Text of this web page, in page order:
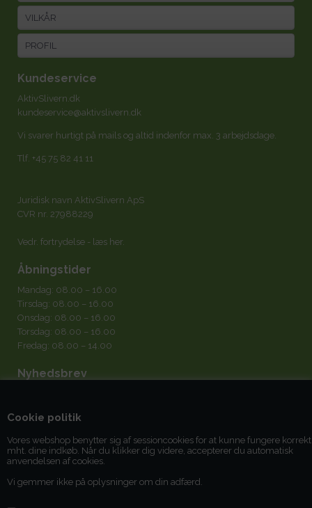
Cookie politik
Vores webshop benytter sig af sessioncookies for at kunne fungere korrekt
mht. dine indkøb. Når du klikker dig videre, accepterer du automatisk
anvendelsen af cookies.
Vi gemmer ikke på oplysninger om din adfærd.
VILKÅR
PROFIL
Kundeservice
AktivSlivern.dk
kundeservice@aktivslivern.dk
Vi svarer hurtigt på mails og altid indenfor max. 3 arbejdsdage.
Tlf. +45 75 82 41 11
Juridisk navn AktivSlivern ApS
CVR nr. 27988229
Vedr. fortrydelse - læs her
Åbningstider
Mandag: 08.00 – 16.00
Tirsdag: 08.00 – 16.00
Onsdag: 08.00 – 16.00
Torsdag: 08.00 – 16.00
Fredag: 08.00 – 14.00
Nyhedsbrev
Jeg acceptererbetingelserne